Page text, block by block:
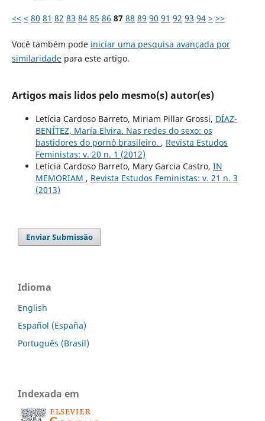
<< < 80 81 82 83 84 85 86 87 88 89 90 91 92 93 94 > >>
Você também pode iniciar uma pesquisa avançada por
similaridadepara este artigo.
Artigos mais lidos pelo mesmo(s) autor(es)
Letícia Cardoso Barreto, Miriam Pillar Grossi, DÍAZ-
BENÍTEZ, María Elvira. Nas redes do sexo: os
bastidores do pornô brasileiro. , Revista Estudos
Feministas: v. 20 n. 1 (2012)
Letícia Cardoso Barreto, Mary Garcia Castro, IN
MEMORIAM , Revista Estudos Feministas: v. 21 n. 3
(2013)
Enviar Submissão
Idioma
English
Español (España)
Português (Brasil)
Indexada em